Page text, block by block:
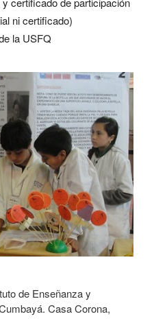
ni certificado)
la USFQ
de Enseñanza y
Casa Corona,